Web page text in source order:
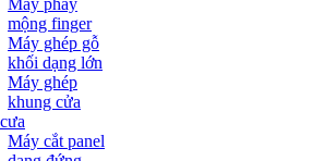
Máy phay
mộng finger
Máy ghép gỗ
khối dạng lớn
Máy ghép
khung cửa
Máy cắt panel